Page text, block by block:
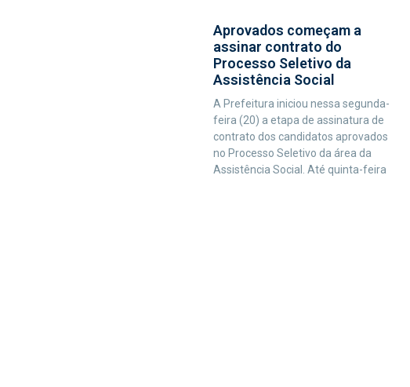
Aprovados começam a
assinar contrato do
Processo Seletivo da
Assistência Social
A Prefeitura iniciou nessa segunda-
feira (20) a etapa de assinatura de
contrato dos candidatos aprovados
no Processo Seletivo da área da
Assistência Social. Até quinta-feira